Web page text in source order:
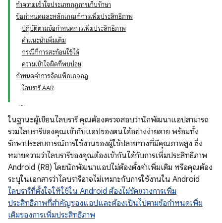
ทำความเข้าใจประเภทกฎการเก็บรักษา
ข้อกำหนดและหลักเกณฑ์การเพิ่มประสิทธิภาพ
ปฏิบัติตามข้อกำหนดการเพิ่มประสิทธิภาพ
คำแนะนำเพิ่มเติม
กรณีที่การสะท้อนใช้ได้
ความเข้าใจผิดที่พบบ่อย
กำหนดค่าการจัดแพ็กเกจกฎ
ไลบรารี AAR
ในฐานะผู้เขียนไลบรารี คุณต้องตรวจสอบว่านักพัฒนาแอปสามารถ
รวมไลบรารีของคุณเข้ากับแอปของตนได้อย่างง่ายดาย พร้อมทั้ง
รักษาประสบการณ์การใช้งานของผู้ใช้ปลายทางที่มีคุณภาพสูง ซึ่ง
หมายความว่าไลบรารีของคุณต้องเข้ากันได้กับการเพิ่มประสิทธิภาพ
Android (R8) โดยนักพัฒนาแอปไม่ต้องตั้งค่าเพิ่มเติม หรือคุณต้อง
ระบุในเอกสารว่าไลบรารีอาจไม่เหมาะกับการใช้งานใน Android
ไลบรารีที่ตั้งใจให้ใช้ใน Android ต้องไม่ขัดขวางการเพิ่ม
ประสิทธิภาพที่สำคัญของแอปและต้องเป็นไปตามข้อกำหนดเพิ่ม
เติมของการเพิ่มประสิทธิภาพ